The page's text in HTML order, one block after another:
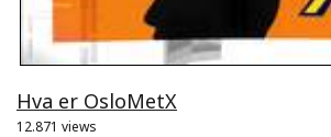
Hva er OsloMetX
12.871 views